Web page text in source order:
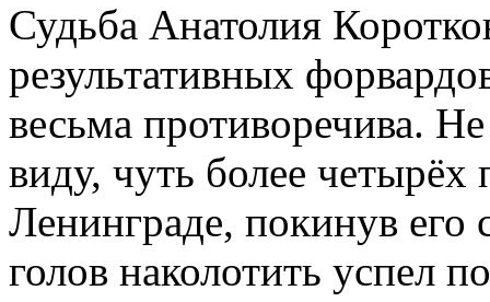
Судьба Анатолия
результативных
весьма противоречива.
виду, чуть более
Ленинграде, покинув
голов наколотить успел